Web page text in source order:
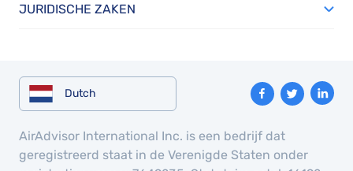
JURIDISCHE ZAKEN
Dutch
AirAdvisor International Inc. is een bedrijf dat
geregistreerd staat in de Verenigde Staten onder